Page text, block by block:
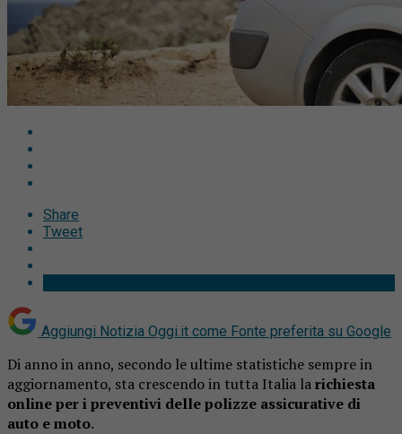
Share
Tweet
Aggiungi Notizia Oggi.it come Fonte preferita su Google
Di anno in anno, secondo le ultime statistiche sempre in
aggiornamento, sta crescendo in tutta Italia larichiesta
online per i preventivi delle polizze assicurative di
auto e moto.